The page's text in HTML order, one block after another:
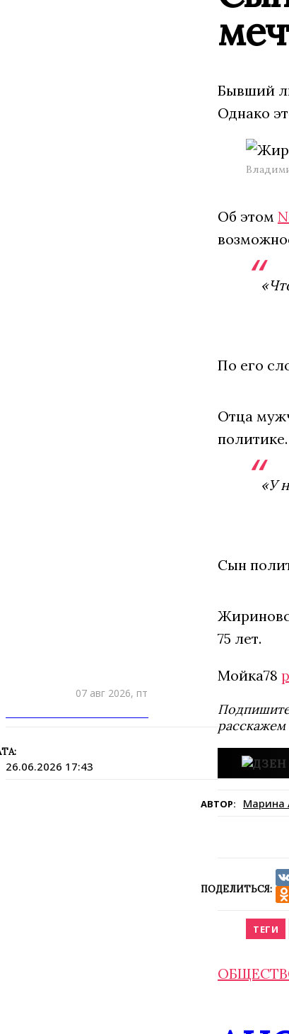
07 авг 2026, пт
26.06.2026 17:43
Бывший
Однако
Об этом
По его
Отца
политике.
«У
Сын
75 лет.
Мойка78
расскажем
АВТОР: Марина
ПОДЕЛИТЬСЯ:
VK
ТЕГИ